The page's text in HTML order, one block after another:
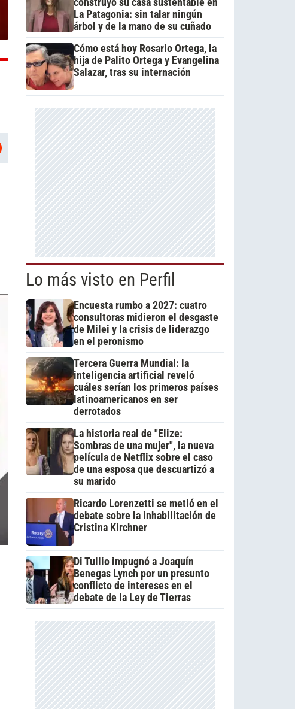
La Patagonia: sin talar ningún
árbol y de la mano de su cuñado
Cómo está hoy Rosario Ortega, la
hija de Palito Ortega y Evangelina
Salazar, tras su internación
Lo más visto en Perfil
Encuesta rumbo a 2027: cuatro
consultoras midieron el desgaste
de Milei y la crisis de liderazgo
en el peronismo
Tercera Guerra Mundial: la
inteligencia artificial reveló
cuáles serían los primeros países
latinoamericanos en ser
derrotados
La historia real de "Elize:
Sombras de una mujer", la nueva
película de Netflix sobre el caso
de una esposa que descuartizó a
su marido
Ricardo Lorenzetti se metió en el
debate sobre la inhabilitación de
Cristina Kirchner
Di Tullio impugnó a Joaquín
Benegas Lynch por un presunto
conflicto de intereses en el
debate de la Ley de Tierras